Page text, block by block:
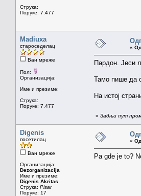
Струка:
Поруке: 7.477
Madiuxa
староседелац
Ван мреже
Пол:
Организација:
Име и презиме:
Струка:
Поруке: 7.477
«
Пардон. Јеси
Тамо пише да
На истој
« Задњи пут
Digenis
посетилац
Ван мреже
Организација:
Dezorganizacija
Име и презиме:
Digenis Akritas
Струка: Pisar
Поруке: 17
«
Pa gde je to?